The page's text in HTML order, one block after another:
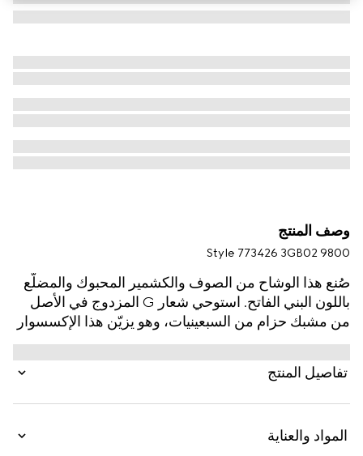
وصف المنتج
Style ‎773426 3GB02 9800
صُنع هذا الوشاح من الصوف والكشمير المحبوك والمضلّع
باللون البني الفاتح. استوحي شعار G المزدوج في الأصل
من مشبك حزام من السبعينيات، وهو يزيّن هذا الإكسسوار
على شكل تفصيل رقعة من الجلد.
تفاصيل المنتج
المواد والعناية